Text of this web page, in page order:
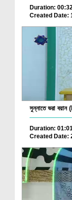
Duration:
Created Date:
সুন্নাতে ভরা
Duration:
Created Date: